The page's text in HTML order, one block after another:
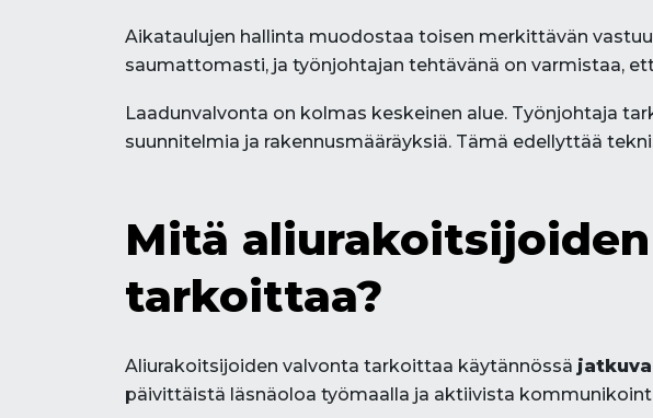
Aikataulujen hallinta muodostaa toisen merkittävän
saumattomasti, ja työnjohtajan tehtävänä on varmistaa,
Laadunvalvonta on kolmas keskeinen alue. Työnjohtaja
suunnitelmia ja rakennusmääräyksiä. Tämä edellyttää
Mitä
tarkoittaa?
Aliurakoitsijoiden valvonta tarkoittaa käytännössä
päivittäistä läsnäoloa työmaalla ja aktiivista